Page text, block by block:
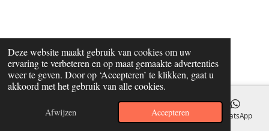
Deze website maakt gebruik van cookies om uw
ervaring te verbeteren en op maat gemaakte advertenties
weer te geven. Door op ‘Accepteren’ te klikken, gaat u
akkoord met het gebruik van alle cookies.
Afwijzen Accepteren
E-mailadres WhatsApp